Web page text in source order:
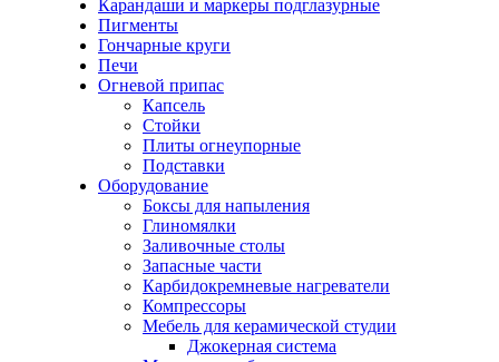
Карандаши и маркеры подглазурные
Пигменты
Гончарные круги
Печи
Огневой припас
Капсель
Стойки
Плиты огнеупорные
Подставки
Оборудование
Боксы для напыления
Глиномялки
Заливочные столы
Запасные части
Карбидокремневые нагреватели
Компрессоры
Мебель для керамической студии
Джокерная система